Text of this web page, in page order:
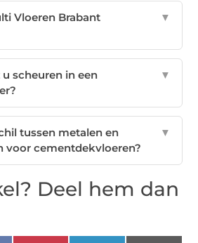
Vloeren Brabant
▼
scheuren in een
▼
tussen metalen en
voor cementdekvloeren?
▼
Deel hem dan